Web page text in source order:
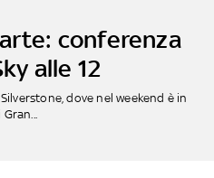
conferenza
alle 12
dove nel weekend è in